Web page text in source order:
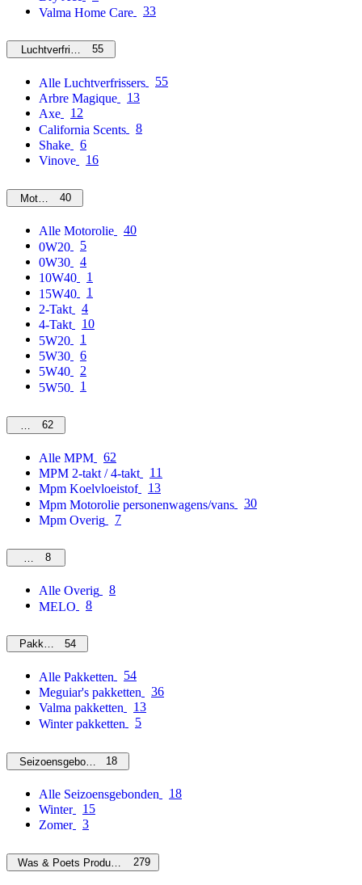
Valma Home Care
33
Luchtverfrissers55
Alle Luchtverfrissers
55
Arbre Magique
13
Axe
12
California Scents
8
Shake
6
Vinove
16
Motorolie40
Alle Motorolie
40
0W20
5
0W30
4
10W40
1
15W40
1
2-Takt
4
4-Takt
10
5W20
1
5W30
6
5W40
2
5W50
1
MPM62
Alle MPM
62
MPM 2-takt / 4-takt
11
Mpm Koelvloeistof
13
Mpm Motorolie personenwagens/vans
30
Mpm Overig
7
Overig
8
Alle Overig
8
MELO
8
Pakketten54
Alle Pakketten
54
Meguiar's pakketten
36
Valma pakketten
13
Winter pakketten
5
Seizoensgebonden18
Alle Seizoensgebonden
18
Winter
15
Zomer
3
Was & Poets Producten 279